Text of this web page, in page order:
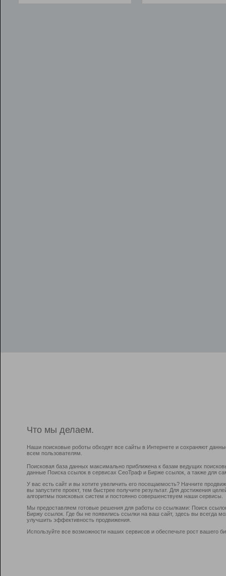
Что мы делаем.
Наши поисковые роботы обходят все сайты в Интернете и сохраняют
всем пользователям.
Поисковая база данных максимально приближена к базам ведущих
данные Поиска ссылок в сервисах СеоТраф и Бирже ссылок, а также для
У вас есть сайт и вы хотите увеличить его посещаемость? Начните
вы запустите проект, тем быстрее получите результат. Для достижения
алгоритмы поисковых систем и постоянно совершенствуем наши сервисы.
Мы предоставляем готовые решения для работы со ссылками: Поиск
Биржу ссылок. Где бы не появились ссылки на ваш сайт, здесь вы всегда
улучшить эффективность продвижения.
Используйте все возможности наших сервисов и обеспечьте рост вашего